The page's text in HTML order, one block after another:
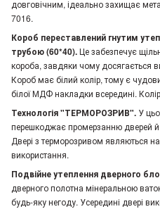
довговічним, ідеально захищає
7016.
Короб переставлений гнутим
трубою (60*40).Це забезпечує
короба, завдяки чому досягається
Короб має білий колір, тому є
білої МДФ накладки всередині.
Технологія "ТЕРМОРОЗРИВ". У
перешкоджає промерзанню дверей й
Двері з терморозривом являються
використання.
Подвійне утеплення дверного
дверного полотна мінеральною
будь-яку негоду. Усередині двері